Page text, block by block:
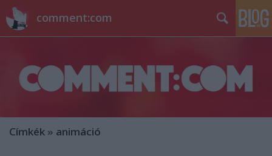
comment:com
Címkék » animáció